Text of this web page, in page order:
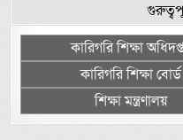
কারিগরি শিক্ষা
কারিগরি শিক্ষা বোর্ড
শিক্ষা মন্ত্রণালয়